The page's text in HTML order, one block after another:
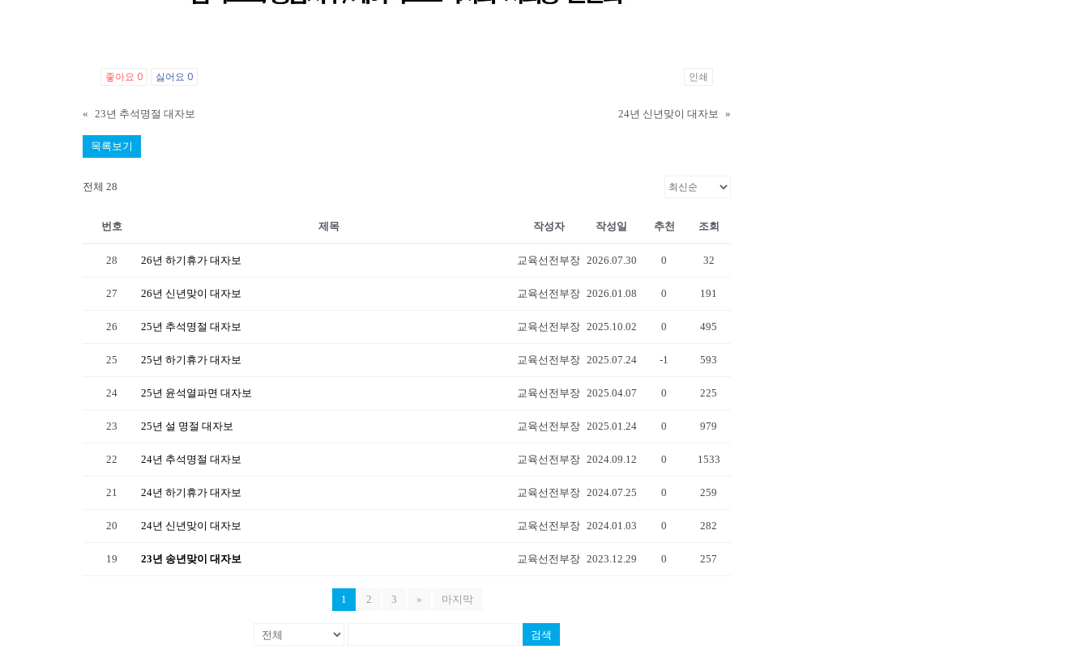
좋아요 0 싫어요 0 인쇄
« 23년 추석명절 대자보 24년 신년맞이 대자보 »
목록보기
전체 28
번호 제목 작성자 작성일 추천 조회
28 26년 하기휴가 대자보 교육선전부장 2026.07.30 0 32
27 26년 신년맞이 대자보 교육선전부장 2026.01.08 0 191
26 25년 추석명절 대자보 교육선전부장 2025.10.02 0 495
25 25년 하기휴가 대자보 교육선전부장 2025.07.24 -1 593
24 25년 윤석열파면 대자보 교육선전부장 2025.04.07 0 225
23 25년 설 명절 대자보 교육선전부장 2025.01.24 0 979
22 24년 추석명절 대자보 교육선전부장 2024.09.12 0 1533
21 24년 하기휴가 대자보 교육선전부장 2024.07.25 0 259
20 24년 신년맞이 대자보 교육선전부장 2024.01.03 0 282
19 23년 송년맞이 대자보 교육선전부장 2023.12.29 0 257
1 2 3 » 마지막
검색